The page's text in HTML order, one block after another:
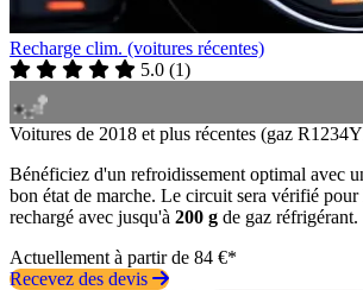
Recharge clim. (voitures récentes)
5.0 (1)
Voitures de 2018 et plus récentes (gaz
Bénéficiez d'un refroidissement optimal avec
bon état de marche. Le circuit sera vérifié
rechargé avec jusqu'à 200 g de gaz réfrigérant.
Actuellement à partir de 84 €*
Recevez des devis